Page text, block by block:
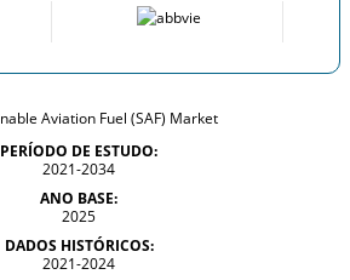
PERÍODO DE ESTUDO:
2021-2034
ANO BASE:
2025
DADOS HISTÓRICOS:
2021-2024